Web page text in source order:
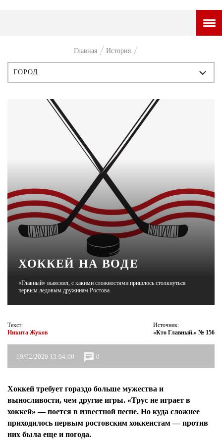
ГОРОДСКОЙ ПОРТАЛ
ПРЕМЬЕРА
ТАМ И ТУТ
СТИЛЬ ЖИЗНИ
КУЛЬТ ЕДЫ
АФИША
ЖУРНАЛ
Главная История
ГОРОД
ХОККЕЙ НА ВОДЕ
«Главный» выяснил, с какими сложностями пришлось столкнуться
первым ледовым дружинам Ростова.
Текст:
Никита Жуков
Источник:
«Кто Главный.» № 156
19/02/2020 13:04:00 0
Хоккей требует гораздо больше мужества и
выносливости, чем другие игры. «Трус не играет в
хоккей» — поется в известной песне. Но куда сложнее
приходилось первым ростовским хоккеистам — против
них была еще и погода.